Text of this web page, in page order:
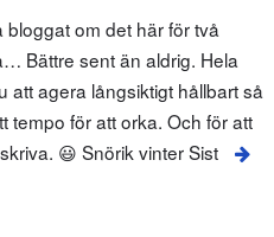
om det här för två
Bättre sent än aldrig. Hela
att agera långsiktigt hållbart så
tempo för att orka. Och för att
😃 Snörik vinter Sist